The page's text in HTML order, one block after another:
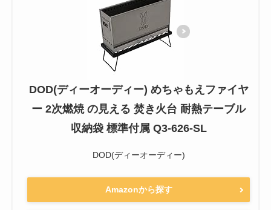
DOD(ディーオーディー) めちゃもえファイヤ
ー 2次燃焼 の見える 焚き火台 耐熱テーブル
収納袋 標準付属 Q3-626-SL
DOD(ディーオーディー)
Amazonから探す